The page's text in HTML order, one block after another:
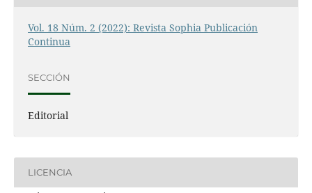
Vol. 18 Núm. 2 (2022): Revista Sophia Publicación
Continua
SECCIÓN
Editorial
LICENCIA